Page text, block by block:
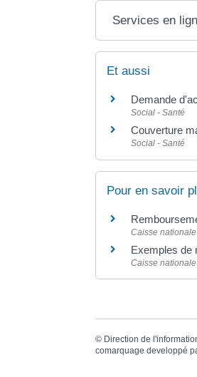
Services en
Et aussi
Demande
Social - Santé
Couverture
Social - Santé
Pour en savoir
Caisse
Exemples de
Caisse
© Direction de
comarquage developpé